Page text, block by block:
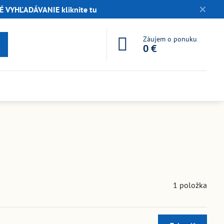
✕
VYHĽADÁVANIE kliknite tu
Záujem o ponuku
0 €
1 položka